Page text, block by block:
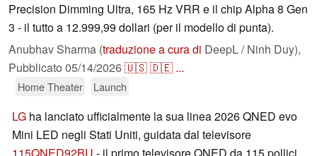
Precision Dimming Ultra, 165 Hz VRR e il chip Alpha 8 Gen
3 - il tutto a 12.999,99 dollari (per il modello di punta).
Anubhav Sharma (traduzione a cura di DeepL / Ninh Duy),
Pubblicato 05/14/2026🇺🇸🇩🇪 ...
Home Theater Launch
LG ha lanciato ufficialmente la sua linea 2026 QNED evo
Mini LED negli Stati Uniti, guidata dal televisore